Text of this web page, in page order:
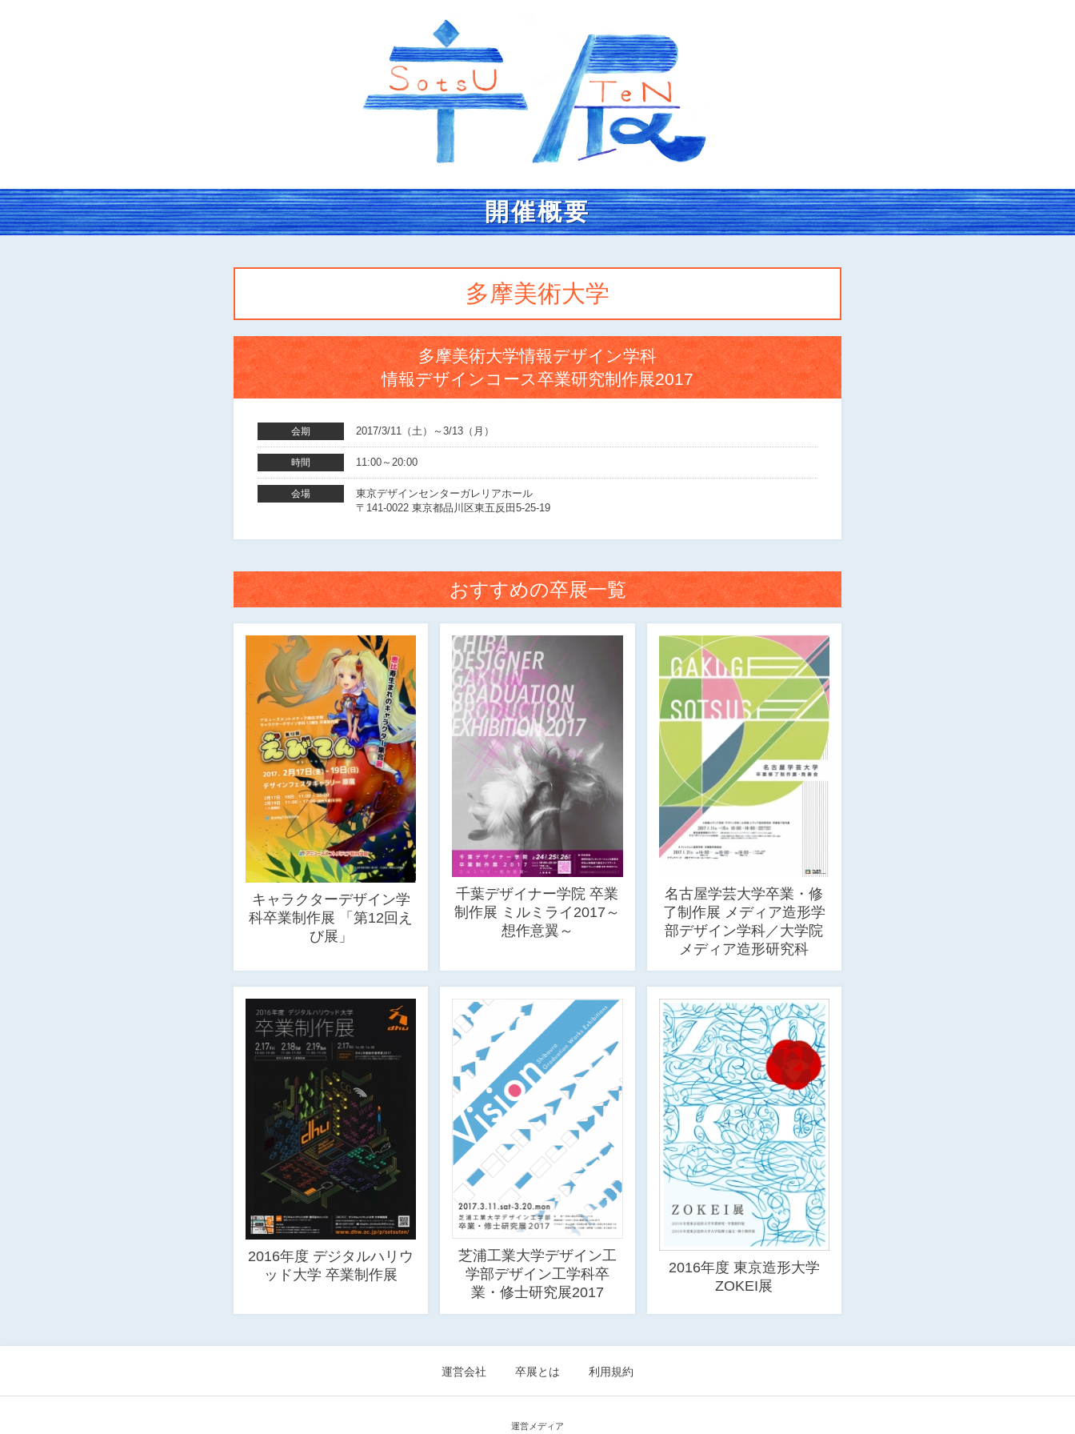
開催概要
多摩美術大学
多摩美術大学情報デザイン学科
情報デザインコース卒業研究制作展2017
会期 2017/3/11（土）～3/13（月）
時間 11:00～20:00
会場
東京デザインセンターガレリアホール
〒141-0022 東京都品川区東五反田5-25-19
おすすめの卒展一覧
キャラクターデザイン学
科卒業制作展 「第12回え
び展」
千葉デザイナー学院 卒業
制作展 ミルミライ2017～
想作意翼～
名古屋学芸大学卒業・修
了制作展 メディア造形学
部デザイン学科／大学院
メディア造形研究科
2016年度 デジタルハリウ
ッド大学 卒業制作展
芝浦工業大学デザイン工
学部デザイン工学科卒
業・修士研究展2017
2016年度 東京造形大学
ZOKEI展
運営会社 卒展とは 利用規約
運営メディア